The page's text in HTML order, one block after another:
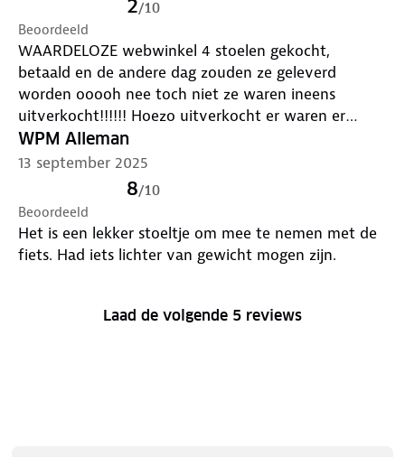
2/10
Beoordeeld
WAARDELOZE webwinkel 4 stoelen gekocht,
betaald en de andere dag zouden ze geleverd
worden ooooh nee toch niet ze waren ineens
uitverkocht!!!!!! Hoezo uitverkocht er waren er
voldoende op voorraad dus zoals ik al eerder zei
WAARDELOOS
WPM Alleman
13 september 2025
8/10
Beoordeeld
Het is een lekker stoeltje om mee te nemen met de
fiets. Had iets lichter van gewicht mogen zijn.
Laad de volgende 5 reviews